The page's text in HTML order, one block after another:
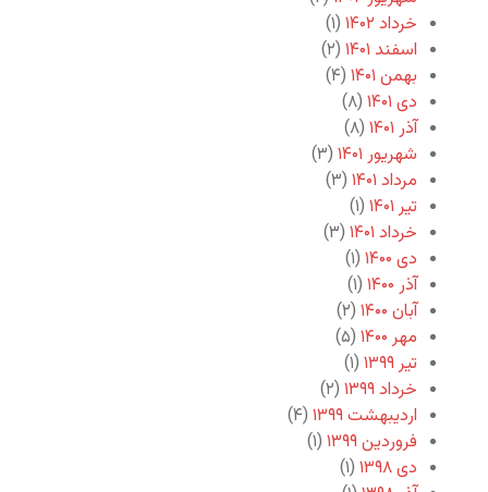
خرداد ۱۴۰۲
(۱)
اسفند ۱۴۰۱
(۲)
بهمن ۱۴۰۱
(۴)
دی ۱۴۰۱
(۸)
آذر ۱۴۰۱
(۸)
شهریور ۱۴۰۱
(۳)
مرداد ۱۴۰۱
(۳)
تیر ۱۴۰۱
(۱)
خرداد ۱۴۰۱
(۳)
دی ۱۴۰۰
(۱)
آذر ۱۴۰۰
(۱)
آبان ۱۴۰۰
(۲)
مهر ۱۴۰۰
(۵)
تیر ۱۳۹۹
(۱)
خرداد ۱۳۹۹
(۲)
اردیبهشت ۱۳۹۹
(۴)
فروردین ۱۳۹۹
(۱)
دی ۱۳۹۸
(۱)